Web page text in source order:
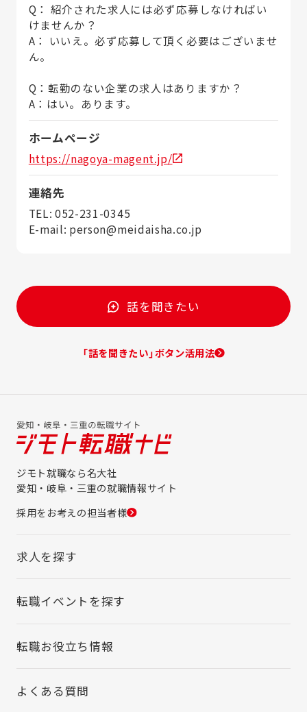
Q： 紹介された求人には必ず応募しなければい
けませんか？
A： いいえ。必ず応募して頂く必要はございませ
ん。
Q：転勤のない企業の求人はありますか？
A：はい。あります。
ホームページ
https://nagoya-magent.jp/
連絡先
TEL: 052-231-0345
E-mail: person@meidaisha.co.jp
話を聞きたい
「話を聞きたい」ボタン活用法
ジモト就職なら名大社
愛知・岐阜・三重の就職情報サイト
採用をお考えの担当者様
求人を探す
転職イベントを探す
転職お役立ち情報
よくある質問